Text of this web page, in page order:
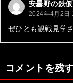
シ
ン
安曇野の鉄
2024年4月2日
ぜひとも観戦見学
コメントを残